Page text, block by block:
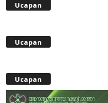
Ucapan
Ucapan
Ucapan